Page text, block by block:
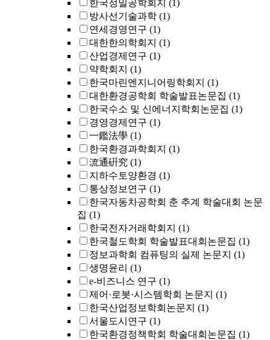
한국정밀공학회지 (1)
방사선기술과학 (1)
연세경영연구 (1)
대한한의학회지 (1)
산업경제연구 (1)
약학회지 (1)
한국마린엔지니어링학회지 (1)
대한환경공학회 학술발표논문집 (1)
한국수소 및 신에너지학회논문집 (1)
경영경제연구 (1)
一鑑法學 (1)
한국환경과학회지 (1)
流通硏究 (1)
지하수토양환경 (1)
통상정보연구 (1)
한국자동차공학회 춘 추계 학술대회 논문
집 (1)
한국전자거래학회지 (1)
한국철도학회 학술발표대회논문집 (1)
정보과학회 컴퓨팅의 실제 논문지 (1)
생명윤리 (1)
e-비즈니스 연구 (1)
제어·로봇·시스템학회 논문지 (1)
한국산업정보학회논문지 (1)
서울도시연구 (1)
한국환경정책학회 학술대회논문집 (1)